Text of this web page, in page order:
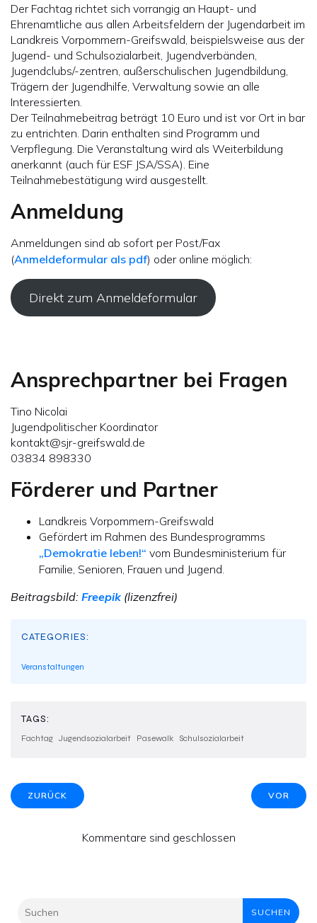
Der Fachtag richtet sich vorrangig an Haupt- und
Ehrenamtliche aus allen Arbeitsfeldern der Jugendarbeit im
Landkreis Vorpommern-Greifswald, beispielsweise aus der
Jugend- und Schulsozialarbeit, Jugendverbänden,
Jugendclubs/-zentren, außerschulischen Jugendbildung,
Trägern der Jugendhilfe, Verwaltung sowie an alle
Interessierten.
Der Teilnahmebeitrag beträgt 10 Euro und ist vor Ort in bar
zu entrichten. Darin enthalten sind Programm und
Verpflegung. Die Veranstaltung wird als Weiterbildung
anerkannt (auch für ESF JSA/SSA). Eine
Teilnahmebestätigung wird ausgestellt.
Anmeldung
Anmeldungen sind ab sofort per Post/Fax
(Anmeldeformular als pdf) oder online möglich:
Direkt zum Anmeldeformular
Ansprechpartner bei Fragen
Tino Nicolai
Jugendpolitischer Koordinator
kontakt@sjr-greifswald.de
03834 898330
Förderer und Partner
Landkreis Vorpommern-Greifswald
Gefördert im Rahmen des Bundesprogramms
„Demokratie leben!“ vom Bundesministerium für
Familie, Senioren, Frauen und Jugend.
Beitragsbild: Freepik (lizenzfrei)
CATEGORIES:
Veranstaltungen
TAGS:
Fachtag Jugendsozialarbeit Pasewalk Schulsozialarbeit
ZURÜCK VOR
Kommentare sind geschlossen
SUCHEN